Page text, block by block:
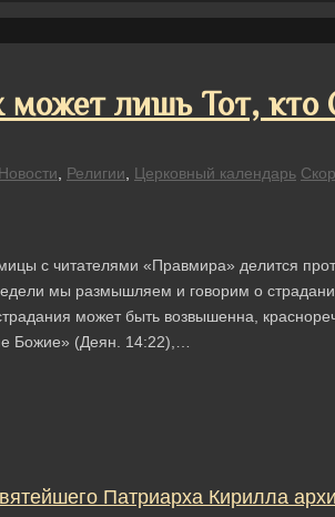
лишь Тот, кто
Новости Религии Церковный календарь
с читателями «Правмира» делится
мы размышляем и говорим о
может быть возвышенна,
Божие» (Деян. 14:22),…
Патриарха Кирилла